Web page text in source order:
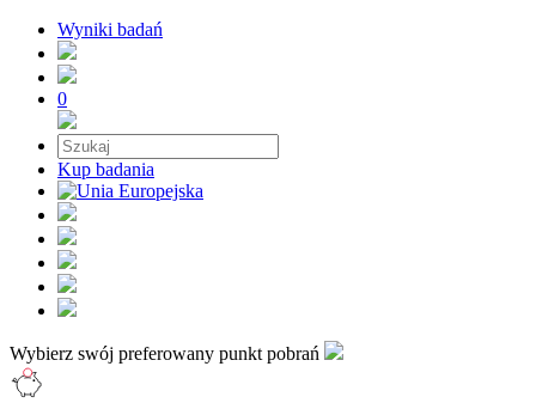
Wyniki badań
0
Kup badania
Wybierz swój preferowany punkt pobrań